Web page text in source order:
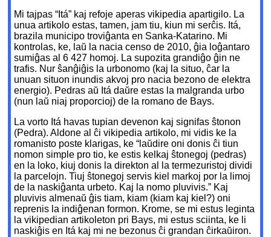
Mi tajpas “Itá” kaj refoje aperas vikipedia apartigilo. La
unua artikolo estas, tamen, jam tiu, kiun mi serĉis. Itá,
brazila municipo troviĝanta en Sanka-Katarino. Mi
kontrolas, ke, laŭ la nacia censo de 2010, ĝia loĝantaro
sumiĝas al 6 427 homoj. La supozita grandiĝo ĝin ne
trafis. Nur ŝanĝiĝis la urbonomo (kaj la situo, ĉar la
unuan situon inundis akvoj pro nacia bezono de elektra
energio). Pedras aŭ Itá daŭre estas la malgranda urbo
(nun laŭ niaj proporcioj) de la romano de Bays.
La vorto Itá havas tupian devenon kaj signifas ŝtonon
(Pedra). Aldone al ĉi vikipedia artikolo, mi vidis ke la
romanisto poste klarigas, ke “laŭdire oni donis ĉi tiun
nomon simple pro tio, ke estis kelkaj ŝtonegoj (pedras)
en la loko, kiuj donis la direkton al la termezuristoj dividi
la parcelojn. Tiuj ŝtonegoj servis kiel markoj por la limoj
de la naskiĝanta urbeto. Kaj la nomo pluvivis.” Kaj
pluvivis almenaŭ ĝis tiam, kiam (kiam kaj kiel?) oni
reprenis la indiĝenan formon. Krome, se mi estus leginta
la vikipedian artikoleton pri Bays, mi estus sciinta, ke li
naskiĝis en Itá kaj mi ne bezonus ĉi grandan ĉirkaŭiron.